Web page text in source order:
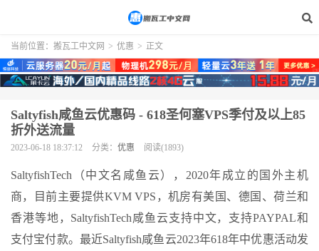
当前位置： 搬瓦工中文网 > 优惠 > 正文
Saltyfish咸鱼云优惠码 - 618圣何塞VPS季付及以上85
折外送流量
2023-06-18 18:37:12 分类： 优惠 阅读(1893)
SaltyfishTech（中文名咸鱼云），2020年成立的国外主机
商，目前主要提供KVM VPS，机房有美国、德国、荷兰和
香港等地，SaltyfishTech咸鱼云支持中文，支持PAYPAL和
支付宝付款。最近Saltyfish咸鱼云2023年618年中优惠活动发